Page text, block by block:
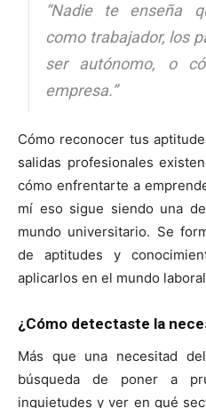
“Nadie te enseña
como trabajador, los
ser autónomo, o
empresa.”
Cómo reconocer tus
salidas profesionales
cómo enfrentarte a
mí eso sigue siendo una
mundo universitario. Se
de aptitudes y
aplicarlos en el mundo
¿Cómo detectaste la
Más que una necesitad
búsqueda de poner a
inquietudes y ver en qué